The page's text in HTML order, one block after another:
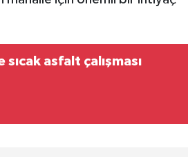
asfalt çalışması